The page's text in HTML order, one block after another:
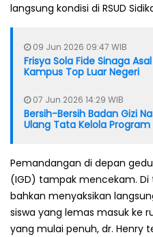
langsung kondisi di RSUD
09 Jun 2026 09:47 WIB
Frisya Sola Fide Sinaga
Kampus Top Luar Negeri
07 Jun 2026 14:29 WIB
Bersih-Bersih Badan Gizi
Ulang Tata Kelola
Pemandangan di depan
(IGD) tampak mencekam. Di
bahkan menyaksikan
siswa yang lemas masuk ke
yang mulai penuh, dr. Henry